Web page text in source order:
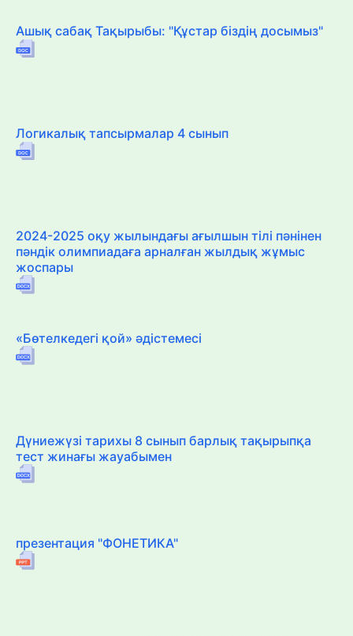
Ашық сабақ Тақырыбы: "Құстар біздің досымыз"
Логикалық тапсырмалар 4 сынып
2024-2025 оқу жылындағы ағылшын тілі пәнінен
пәндік олимпиадаға арналған жылдық жұмыс
жоспары
«Бөтелкедегі қой» әдістемесі
Дүниежүзі тарихы 8 сынып барлық тақырыпқа
тест жинағы жауабымен
презентация "ФОНЕТИКА"